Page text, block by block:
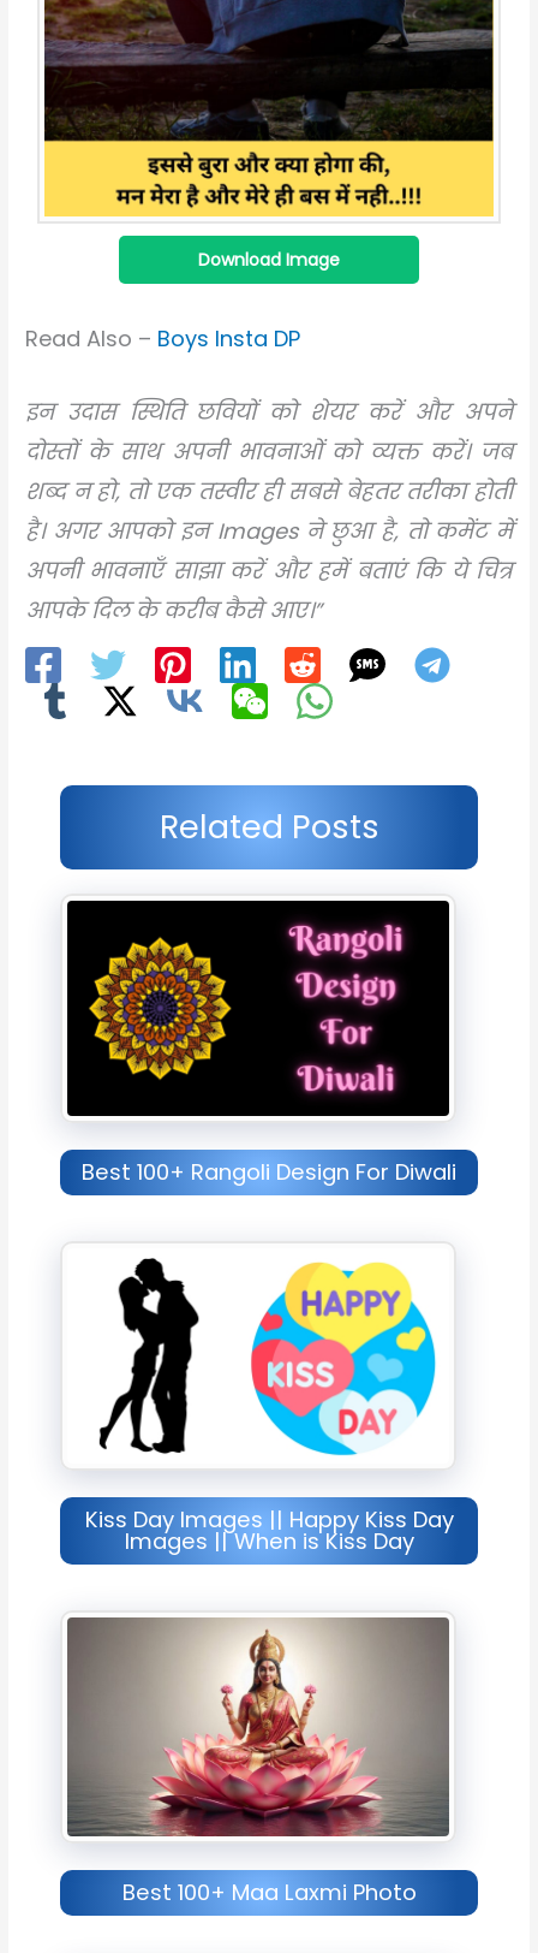
Download Image
Read Also – Boys Insta DP
इन उदास स्थिति छवियों को शेयर करें और अपने
दोस्तों के साथ अपनी भावनाओं को व्यक्त करें। जब
शब्द न हो, तो एक तस्वीर ही सबसे बेहतर तरीका होती
है। अगर आपको इन Images ने छुआ है, तो कमेंट में
अपनी भावनाएँ साझा करें और हमें बताएं कि ये चित्र
आपके दिल के करीब कैसे आए।”
Related Posts
Best 100+ Rangoli Design For Diwali
Kiss Day Images || Happy Kiss Day
Images || When is Kiss Day
Best 100+ Maa Laxmi Photo